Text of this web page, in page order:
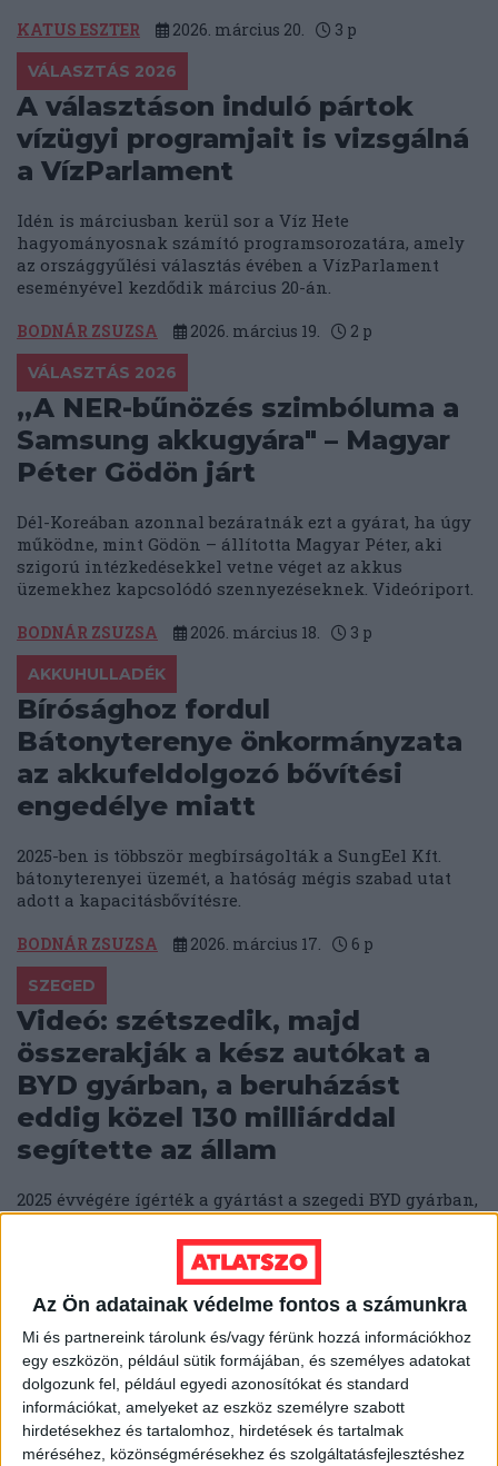
Az Ön adatainak védelme fontos a számunkra
Mi és partnereink tárolunk és/vagy férünk hozzá információkhoz
egy eszközön, például sütik formájában, és személyes adatokat
dolgozunk fel, például egyedi azonosítókat és standard
információkat, amelyeket az eszköz személyre szabott
hirdetésekhez és tartalomhoz, hirdetések és tartalmak
méréséhez, közönségmérésekhez és szolgáltatásfejlesztéshez
KATUS ESZTER 2026. március 20. 3 p
VÁLASZTÁS 2026
A választáson induló pártok
vízügyi programjait is vizsgálná
a VízParlament
Idén is márciusban kerül sor a Víz Hete
hagyományosnak számító programsorozatára, amely
az országgyűlési választás évében a VízParlament
eseményével kezdődik március 20-án.
BODNÁR ZSUZSA 2026. március 19. 2 p
VÁLASZTÁS 2026
„A NER-bűnözés szimbóluma a
Samsung akkugyára" – Magyar
Péter Gödön járt
Dél-Koreában azonnal bezáratnák ezt a gyárat, ha úgy
működne, mint Gödön – állította Magyar Péter, aki
szigorú intézkedésekkel vetne véget az akkus
üzemekhez kapcsolódó szennyezéseknek. Videóriport.
BODNÁR ZSUZSA 2026. március 18. 3 p
AKKUHULLADÉK
Bírósághoz fordul
Bátonyterenye önkormányzata
az akkufeldolgozó bővítési
engedélye miatt
2025-ben is többször megbírságolták a SungEel Kft.
bátonyterenyei üzemét, a hatóság mégis szabad utat
adott a kapacitásbővítésre.
BODNÁR ZSUZSA 2026. március 17. 6 p
SZEGED
Videó: szétszedik, majd
összerakják a kész autókat a
BYD gyárban, a beruházást
eddig közel 130 milliárddal
segítette az állam
2025 évvégére ígérték a gyártást a szegedi BYD gyárban,
de jó, ha 2026 második negyedévében elindul itt bármi.
JÓZSA ZSOLT
3 p
NEM MEGY ELŐRE
Négy éve adták át, ma sincs
ETCS-engedélye a 160
milliárdból felújított hatvani